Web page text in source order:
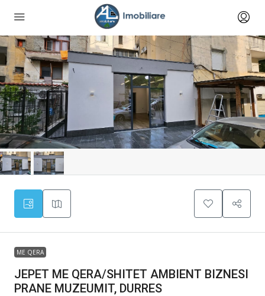
ME QERA
JEPET ME QERA/SHITET AMBIENT BIZNESI
PRANE MUZEUMIT, DURRES